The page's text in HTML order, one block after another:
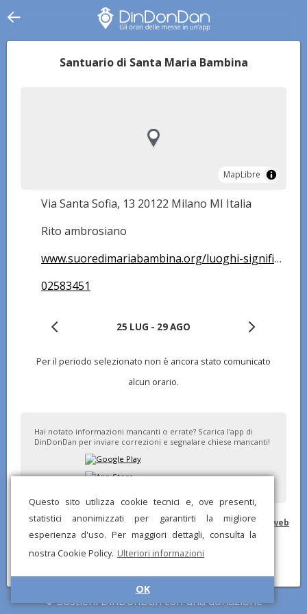
Questo sito utilizza cookie tecnici e, ove presenti,
statistici anonimizzati per garantirti la migliore
esperienza d'uso. Per maggiori dettagli, consulta la
nostra Cookie Policy. Ulteriori informazioni
OK
Santuario di Santa Maria Bambina
MapLibre
MapLibre
Via Santa Sofia, 13 20122 Milano MI Italia
Rito ambrosiano
www.suoredimariabambina.org/luoghi-significativi-santuario-di-milano/
02583451
25 LUG - 29 AGO
Per il periodo selezionato non è ancora stato comunicato
alcun orario.
Hai notato informazioni mancanti o errate? Scarica l'app di
DinDonDan per inviare correzioni e segnalare chiese mancanti!
© DinDonDan App 2026 –Privacy Policy –Inserisci sul tuo sito web
Sostieni DinDonDan con una donazione